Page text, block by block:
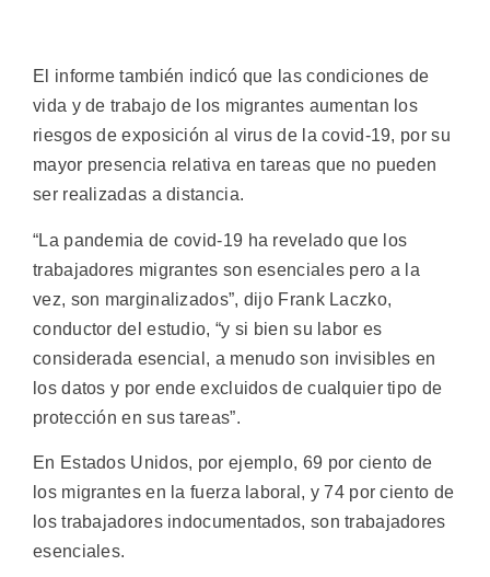
El informe también indicó que las condiciones de
vida y de trabajo de los migrantes aumentan los
riesgos de exposición al virus de la covid-19, por su
mayor presencia relativa en tareas que no pueden
ser realizadas a distancia.
“La pandemia de covid-19 ha revelado que los
trabajadores migrantes son esenciales pero a la
vez, son marginalizados”, dijo Frank Laczko,
conductor del estudio, “y si bien su labor es
considerada esencial, a menudo son invisibles en
los datos y por ende excluidos de cualquier tipo de
protección en sus tareas”.
En Estados Unidos, por ejemplo, 69 por ciento de
los migrantes en la fuerza laboral, y 74 por ciento de
los trabajadores indocumentados, son trabajadores
esenciales.